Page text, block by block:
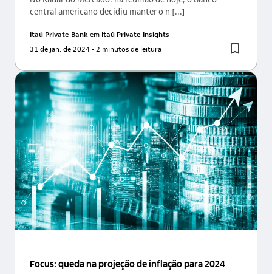
central americano decidiu manter o n [...]
Itaú Private Bank em Itaú Private Insights
31 de jan. de 2024 • 2 minutos de leitura
Focus: queda na projeção de inflação para 2024